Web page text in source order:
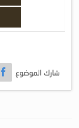
شارك الموضوع